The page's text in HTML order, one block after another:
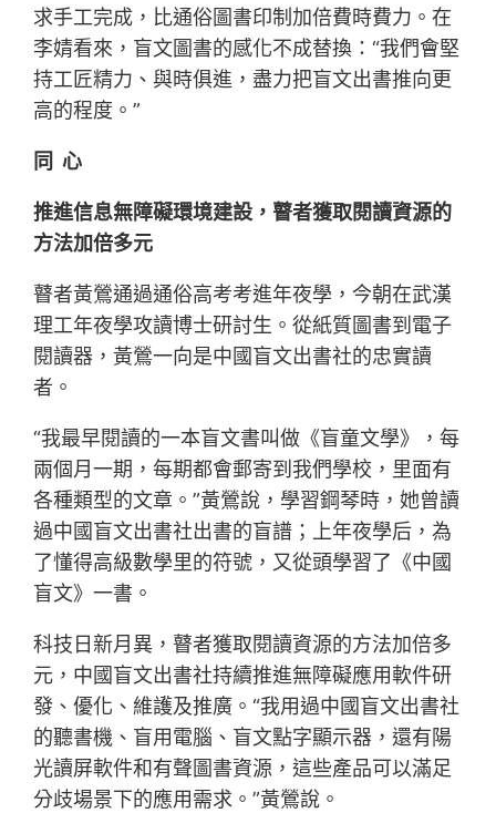
求手工完成，比通俗圖書印制加倍費時費力。在
李婧看來，盲文圖書的感化不成替換：“我們會堅
持工匠精力、與時俱進，盡力把盲文出書推向更
高的程度。”
同 心
推進信息無障礙環境建設，瞽者獲取閱讀資源的
方法加倍多元
瞽者黃鶯通過通俗高考考進年夜學，今朝在武漢
理工年夜學攻讀博士研討生。從紙質圖書到電子
閱讀器，黃鶯一向是中國盲文出書社的忠實讀
者。
“我最早閱讀的一本盲文書叫做《盲童文學》，每
兩個月一期，每期都會郵寄到我們學校，里面有
各種類型的文章。”黃鶯說，學習鋼琴時，她曾讀
過中國盲文出書社出書的盲譜；上年夜學后，為
了懂得高級數學里的符號，又從頭學習了《中國
盲文》一書。
科技日新月異，瞽者獲取閱讀資源的方法加倍多
元，中國盲文出書社持續推進無障礙應用軟件研
發、優化、維護及推廣。“我用過中國盲文出書社
的聽書機、盲用電腦、盲文點字顯示器，還有陽
光讀屏軟件和有聲圖書資源，這些產品可以滿足
分歧場景下的應用需求。”黃鶯說。